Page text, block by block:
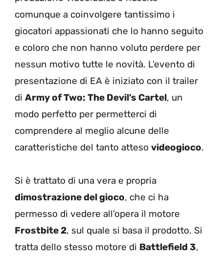
comunque a coinvolgere tantissimo i
giocatori appassionati che lo hanno seguito
e coloro che non hanno voluto perdere per
nessun motivo tutte le novità. L’evento di
presentazione di EA è iniziato con il trailer
di Army of Two: The Devil’s Cartel, un
modo perfetto per permetterci di
comprendere al meglio alcune delle
caratteristiche del tanto atteso videogioco.
Si è trattato di una vera e propria
dimostrazione del gioco, che ci ha
permesso di vedere all’opera il motore
Frostbite 2, sul quale si basa il prodotto. Si
tratta dello stesso motore di Battlefield 3,